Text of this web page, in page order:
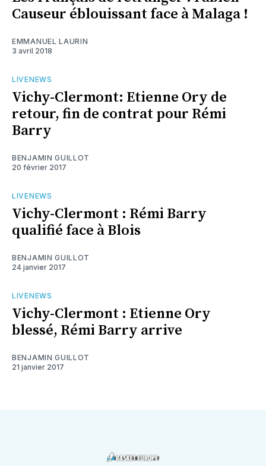
Causeur éblouissant face à Malaga !
EMMANUEL LAURIN
3 avril 2018
LIVENEWS
Vichy-Clermont: Etienne Ory de
retour, fin de contrat pour Rémi
Barry
BENJAMIN GUILLOT
20 février 2017
LIVENEWS
Vichy-Clermont : Rémi Barry
qualifié face à Blois
BENJAMIN GUILLOT
24 janvier 2017
LIVENEWS
Vichy-Clermont : Etienne Ory
blessé, Rémi Barry arrive
BENJAMIN GUILLOT
21 janvier 2017